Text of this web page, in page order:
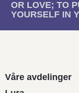
OR LOVE; TO
YOURSELF IN
Våre avdelinger